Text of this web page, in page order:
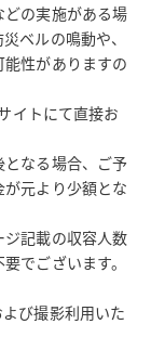
どの実施がある場
ベルの鳴動や、
性がありますの
イトにて直接お
となる場合、ご予
元より少額とな
ジ記載の収容人数
でございます。
び撮影利用いた